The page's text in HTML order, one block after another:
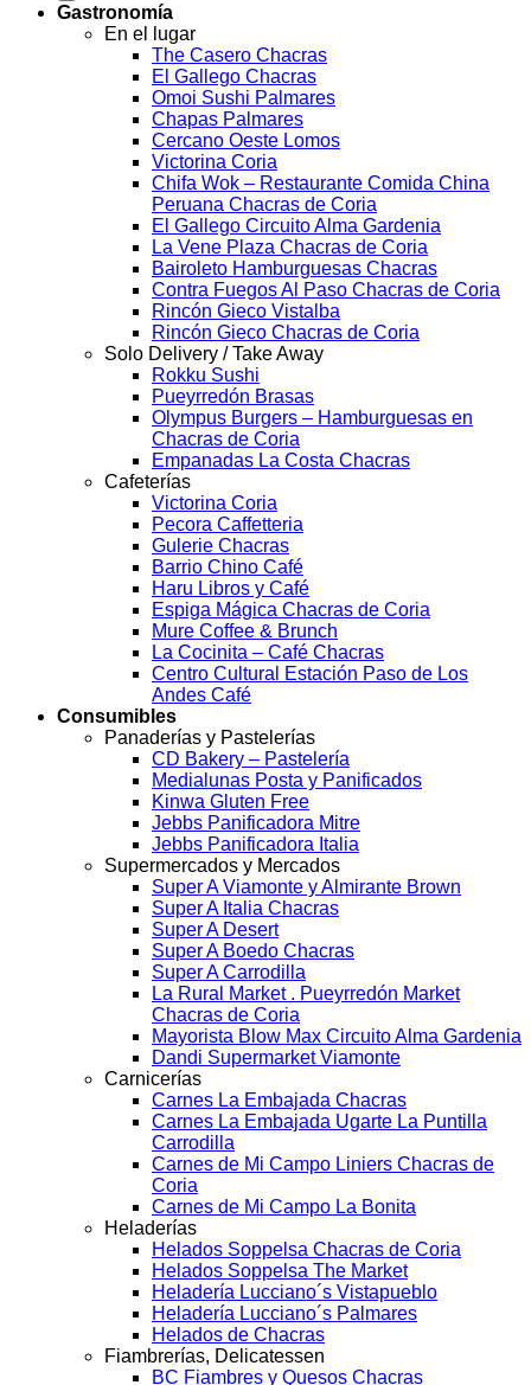
Gastronomía
En el lugar
The Casero Chacras
El Gallego Chacras
Omoi Sushi Palmares
Chapas Palmares
Cercano Oeste Lomos
Victorina Coria
Chifa Wok – Restaurante Comida China
Peruana Chacras de Coria
El Gallego Circuito Alma Gardenia
La Vene Plaza Chacras de Coria
Bairoleto Hamburguesas Chacras
Contra Fuegos Al Paso Chacras de Coria
Rincón Gieco Vistalba
Rincón Gieco Chacras de Coria
Solo Delivery / Take Away
Rokku Sushi
Pueyrredón Brasas
Olympus Burgers – Hamburguesas en
Chacras de Coria
Empanadas La Costa Chacras
Cafeterías
Victorina Coria
Pecora Caffetteria
Gulerie Chacras
Barrio Chino Café
Haru Libros y Café
Espiga Mágica Chacras de Coria
Mure Coffee & Brunch
La Cocinita – Café Chacras
Centro Cultural Estación Paso de Los
Andes Café
Consumibles
Panaderías y Pastelerías
CD Bakery – Pastelería
Medialunas Posta y Panificados
Kinwa Gluten Free
Jebbs Panificadora Mitre
Jebbs Panificadora Italia
Supermercados y Mercados
Super A Viamonte y Almirante Brown
Super A Italia Chacras
Super A Desert
Super A Boedo Chacras
Super A Carrodilla
La Rural Market . Pueyrredón Market
Chacras de Coria
Mayorista Blow Max Circuito Alma Gardenia
Dandi Supermarket Viamonte
Carnicerías
Carnes La Embajada Chacras
Carnes La Embajada Ugarte La Puntilla
Carrodilla
Carnes de Mi Campo Liniers Chacras de
Coria
Carnes de Mi Campo La Bonita
Heladerías
Helados Soppelsa Chacras de Coria
Helados Soppelsa The Market
Heladería Lucciano´s Vistapueblo
Heladería Lucciano´s Palmares
Helados de Chacras
Fiambrerías, Delicatessen
BC Fiambres y Quesos Chacras